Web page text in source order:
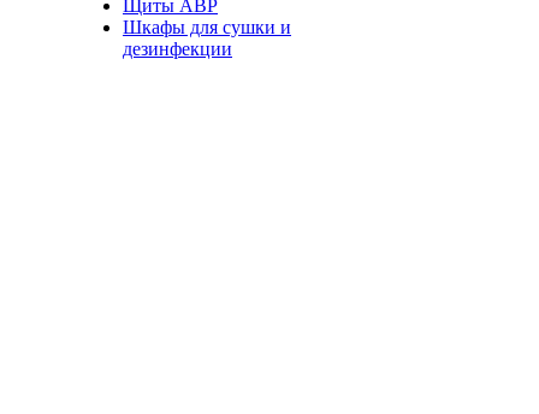
Щиты АВР
Шкафы для сушки и
дезинфекции